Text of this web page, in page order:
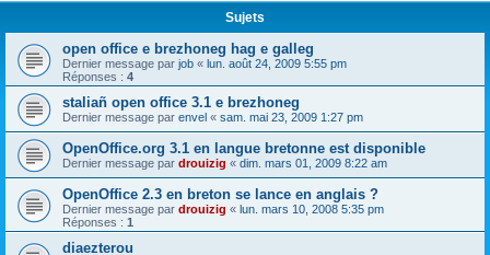
Sujets
open office e brezhoneg hag e galleg
Dernier message par job « lun. août 24, 2009 5:55 pm
Réponses : 4
staliañ open office 3.1 e brezhoneg
Dernier message par envel « sam. mai 23, 2009 1:27 pm
OpenOffice.org 3.1 en langue bretonne est disponible
Dernier message par drouizig « dim. mars 01, 2009 8:22 am
OpenOffice 2.3 en breton se lance en anglais ?
Dernier message par drouizig « lun. mars 10, 2008 5:35 pm
Réponses : 1
diaezterou